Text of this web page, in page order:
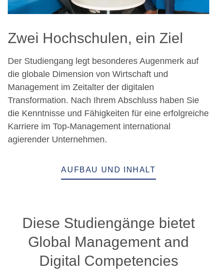
Zwei Hochschulen, ein Ziel
Der Studiengang legt besonderes Augenmerk auf
die globale Dimension von Wirtschaft und
Management im Zeitalter der digitalen
Transformation. Nach Ihrem Abschluss haben Sie
die Kenntnisse und Fähigkeiten für eine erfolgreiche
Karriere im Top-Management international
agierender Unternehmen.
AUFBAU UND INHALT
Diese Studiengänge bietet
Global Management and
Digital Competencies